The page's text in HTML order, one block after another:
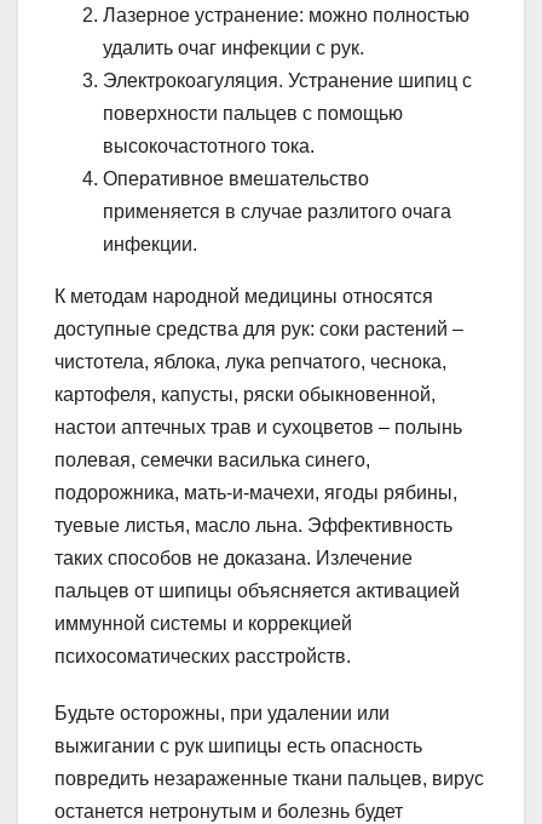
Лазерное устранение: можно полностью
удалить очаг инфекции с рук.
Электрокоагуляция. Устранение шипиц с
поверхности пальцев с помощью
высокочастотного тока.
Оперативное вмешательство
применяется в случае разлитого очага
инфекции.
К методам народной медицины относятся
доступные средства для рук: соки растений –
чистотела, яблока, лука репчатого, чеснока,
картофеля, капусты, ряски обыкновенной,
настои аптечных трав и сухоцветов – полынь
полевая, семечки василька синего,
подорожника, мать-и-мачехи, ягоды рябины,
туевые листья, масло льна. Эффективность
таких способов не доказана. Излечение
пальцев от шипицы объясняется активацией
иммунной системы и коррекцией
психосоматических расстройств.
Будьте осторожны, при удалении или
выжигании с рук шипицы есть опасность
повредить незараженные ткани пальцев, вирус
останется нетронутым и болезнь будет